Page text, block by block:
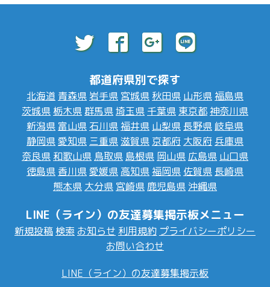
都道府県別で探す
北海道 青森県 岩手県 宮城県 秋田県 山形県福島県
茨城県 栃木県群馬県埼玉県 千葉県 東京都神奈川県
新潟県 富山県 石川県福井県 山梨県 長野県 岐阜県
静岡県愛知県 三重県滋賀県 京都府 大阪府 兵庫県
奈良県 和歌山県 鳥取県 島根県 岡山県 広島県 山口県
徳島県 香川県愛媛県 高知県福岡県 佐賀県 長崎県
熊本県 大分県 宮崎県 鹿児島県 沖縄県
LINE（ライン）の友達募集掲示板メニュー
新規投稿 検索 お知らせ 利用規約 プライバシーポリシー
お問い合わせ
LINE（ライン）の友達募集掲示板